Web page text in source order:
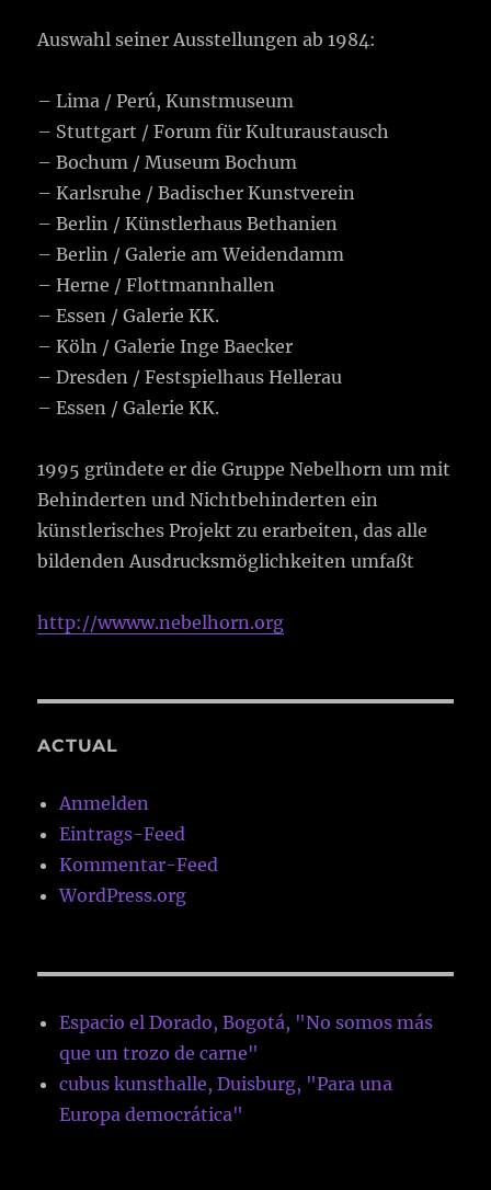
Auswahl seiner Ausstellungen ab 1984:
– Lima / Perú, Kunstmuseum
– Stuttgart / Forum für Kulturaustausch
– Bochum / Museum Bochum
– Karlsruhe / Badischer Kunstverein
– Berlin / Künstlerhaus Bethanien
– Berlin / Galerie am Weidendamm
– Herne / Flottmannhallen
– Essen / Galerie KK.
– Köln / Galerie Inge Baecker
– Dresden / Festspielhaus Hellerau
– Essen / Galerie KK.
1995 gründete er die Gruppe Nebelhorn um mit
Behinderten und Nichtbehinderten ein
künstlerisches Projekt zu erarbeiten, das alle
bildenden Ausdrucksmöglichkeiten umfaßt
http://wwww.nebelhorn.org
ACTUAL
Anmelden
Eintrags-Feed
Kommentar-Feed
WordPress.org
Espacio el Dorado, Bogotá, "No somos más
que un trozo de carne"
cubus kunsthalle, Duisburg, "Para una
Europa democrática"